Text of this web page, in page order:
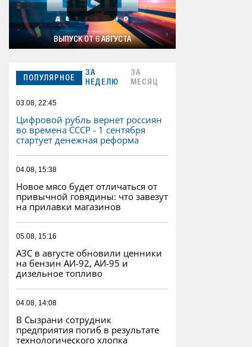
ВЫПУСК ОТ 6 АВГУСТА
ПОПУЛЯРНОЕ
ЗА
НЕДЕЛЮ
ЗА
МЕСЯЦ
03.08, 22:45
Цифровой рубль вернет россиян
во времена СССР - 1 сентября
стартует денежная реформа
04.08, 15:38
Новое мясо будет отличаться от
привычной говядины: что завезут
на прилавки магазинов
05.08, 15:16
АЗС в августе обновили ценники
на бензин АИ-92, АИ-95 и
дизельное топливо
04.08, 14:08
В Сызрани сотрудник
предприятия погиб в результате
технологического хлопка